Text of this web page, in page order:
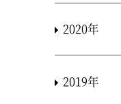
2020年
2019年